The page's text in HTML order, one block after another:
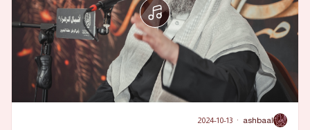
A
ashbaal
·
2024-10-13